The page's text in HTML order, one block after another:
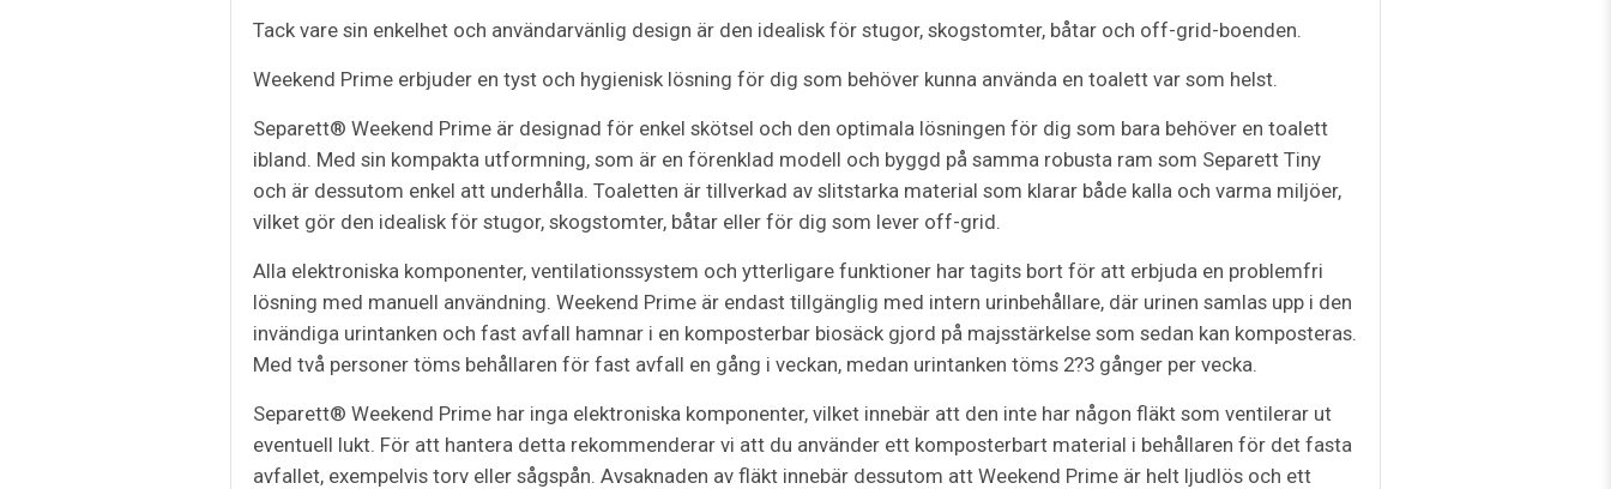
Tack vare sin enkelhet och användarvänlig design är den idealisk för stugor, skogstomter, båtar och off-grid-boenden.
Weekend Prime erbjuder en tyst och hygienisk lösning för dig som behöver kunna använda en toalett var som helst.
Separett® Weekend Prime är designad för enkel skötsel och den optimala lösningen för dig som bara behöver en toalett
ibland. Med sin kompakta utformning, som är en förenklad modell och byggd på samma robusta ram som Separett Tiny
och är dessutom enkel att underhålla. Toaletten är tillverkad av slitstarka material som klarar både kalla och varma miljöer,
vilket gör den idealisk för stugor, skogstomter, båtar eller för dig som lever off-grid.
Alla elektroniska komponenter, ventilationssystem och ytterligare funktioner har tagits bort för att erbjuda en problemfri
lösning med manuell användning. Weekend Prime är endast tillgänglig med intern urinbehållare, där urinen samlas upp i den
invändiga urintanken och fast avfall hamnar i en komposterbar biosäck gjord på majsstärkelse som sedan kan komposteras.
Med två personer töms behållaren för fast avfall en gång i veckan, medan urintanken töms 2?3 gånger per vecka.
Separett® Weekend Prime har inga elektroniska komponenter, vilket innebär att den inte har någon fläkt som ventilerar ut
eventuell lukt. För att hantera detta rekommenderar vi att du använder ett komposterbart material i behållaren för det fasta
avfallet, exempelvis torv eller sågspån. Avsaknaden av fläkt innebär dessutom att Weekend Prime är helt ljudlös och ett